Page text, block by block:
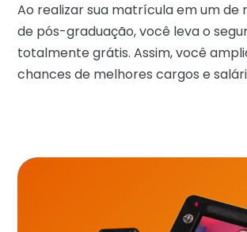
Ao realizar sua matrícula em um de
de pós-graduação, você leva o
totalmente grátis. Assim, você
chances de melhores cargos e